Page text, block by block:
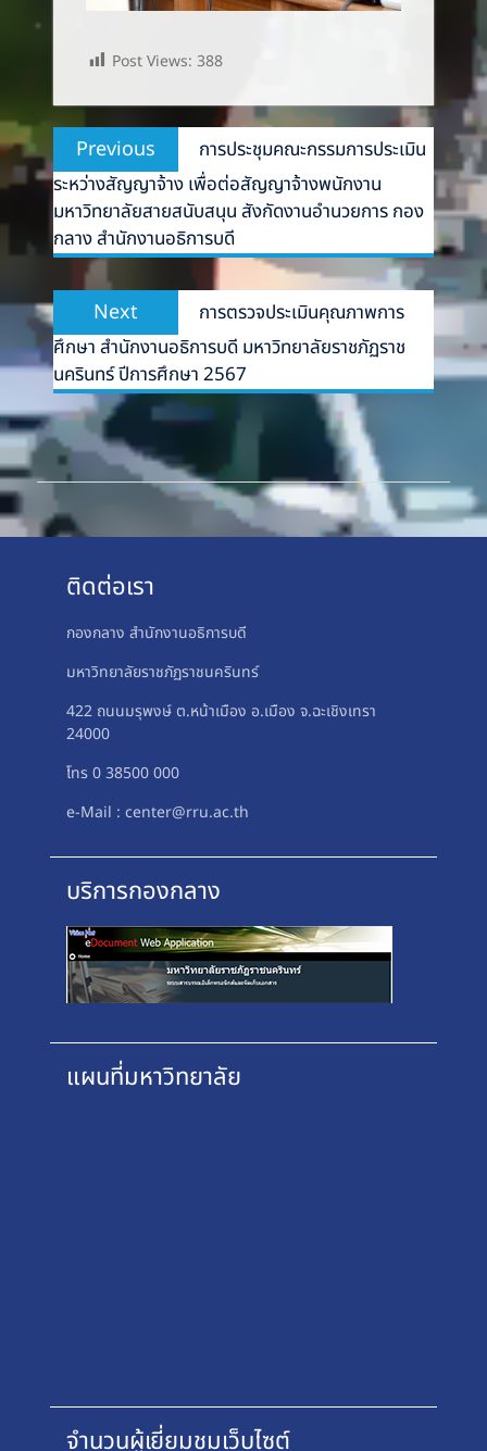
Post Views: 388
Post
navigation
Previous
Previous
post:
การประชุมคณะกรรมการประเมิน
ระหว่างสัญญาจ้าง เพื่อต่อสัญญาจ้างพนักงาน
มหาวิทยาลัยสายสนับสนุน สังกัดงานอำนวยการ กอง
กลาง สำนักงานอธิการบดี
Next
post:
การตรวจประเมินคุณภาพการ
ศึกษา สำนักงานอธิการบดี มหาวิทยาลัยราชภัฏราช
นครินทร์ ปีการศึกษา 2567
ติดต่อเรา
กองกลาง สำนักงานอธิการบดี
มหาวิทยาลัยราชภัฏราชนครินทร์
422 ถนนมรุพงษ์ ต.หน้าเมือง อ.เมือง จ.ฉะเชิงเทรา
24000
โทร 0 38500 000
e-Mail : center@rru.ac.th
บริการกองกลาง
แผนที่มหาวิทยาลัย
จำนวนผู้เยี่ยมชมเว็บไซต์